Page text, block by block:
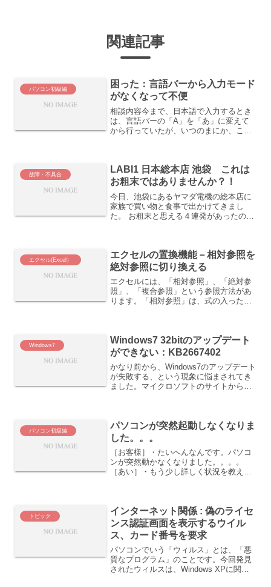
関連記事
パソコン初級編
困った：言語バーから入力モード
がなくなって不便
相談内容今まで、日本語で入力するとき
は、言語バーの「A」を「あ」に変えて
から行っていたが、いつのまにか、この
場所を探すのに手間取って...
故障・不具合
LABI1 日本総本店 池袋 これは
お粗末ではありませんか？！
今日、池袋にあるヤマダ電機の総本店に
家族で買い物と食事で出かけてきまし
た。 お粗末と思える４連発があったので
とで、私の方の感覚がお...
エクセル(Excel）
エクセルの置換機能－相対参照を
絶対参照に切り換える
エクセルには、「相対参照」、「絶対参
照」、「複合参照」という参照方法があ
ります。「相対参照」は、式の入ったセ
ピー＆ペーストしても変わ...
Windows7
Windows7 32bitのアップデート
ができない：KB2667402
かなり前から、Windows7のアップデート
が失敗する、という現象に悩まされてき
ました。マイクロソフトのサイトから、
パソコン初級編
パソコンが突然起動しなくなりま
した。。。
［お客様］・たいへんなんです。パソコ
ンが突然動かなくなりました。。。。
［あい］・もう少し詳しく状況を教えて
す。［あい］・昨日、最後に...
トピック
インターネット関係 : 偽のライセ
ンス認証画面を表示するウイル
ス、カード番号を要求
パソコンでいう「ウィルス」とは、「悪
質なプログラム」のことです。今回発見
されたウィルスは、Windows XPに関す